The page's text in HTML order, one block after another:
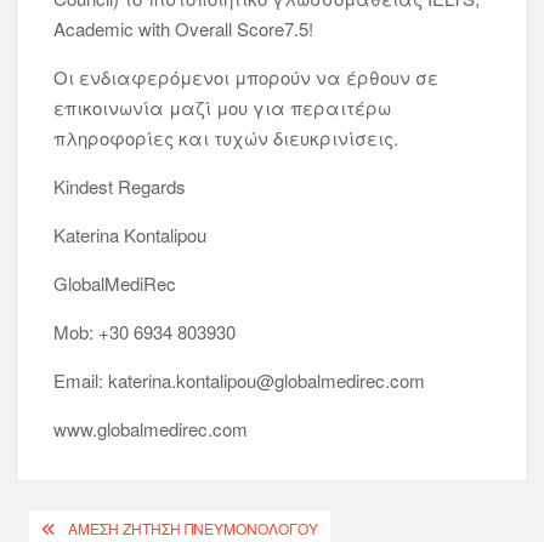
Academic with Overall Score7.5!
Οι ενδιαφερόμενοι μπορούν να έρθουν σε
επικοινωνία μαζί μου για περαιτέρω
πληροφορίες και τυχών διευκρινίσεις.
Kindest Regards
Katerina Kontalipou
GlobalMediRec
Mob: +30 6934 803930
Email: katerina.kontalipou@globalmedirec.com
www.globalmedirec.com
ΑΜΕΣΗ ΖΗΤΗΣΗ ΠΝΕΥΜΟΝΟΛΟΓΟΥ